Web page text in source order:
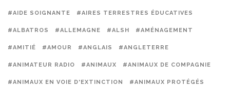
#AIDE SOIGNANTE #AIRES TERRESTRES ÉDUCATIVES
#ALBATROS #ALLEMAGNE #ALSH #AMÉNAGEMENT
#AMITIÉ #AMOUR #ANGLAIS #ANGLETERRE
#ANIMATEUR RADIO #ANIMAUX #ANIMAUX DE COMPAGNIE
#ANIMAUX EN VOIE D'EXTINCTION #ANIMAUX PROTÉGÉS